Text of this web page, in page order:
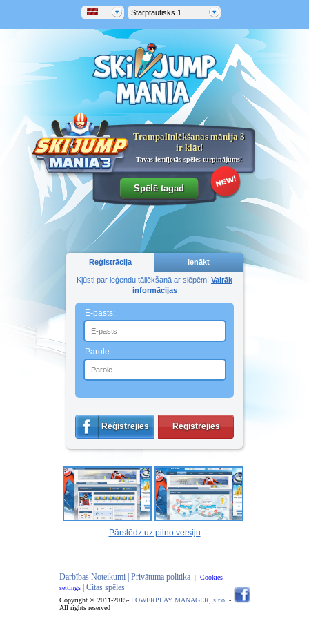
Starptautisks 1
Trampalīnlēkšanas mānija 3
ir klāt!
Tavas iemīļotās spēles turpinājums!
Reģistrācija Ienākt
Kļūsti par leģendu tāllēkšanā ar slēpēm! Vairāk
informācijas
E-pasts:
Parole:
Reģistrējies Reģistrējies
Pārslēdz uz pilno versiju
Darbības Noteikumi | Privātuma politika| Cookies
settings
| Citas spēles
Copyright © 2011-2015- POWERPLAY MANAGER, s.r.o. -
All rights reserved